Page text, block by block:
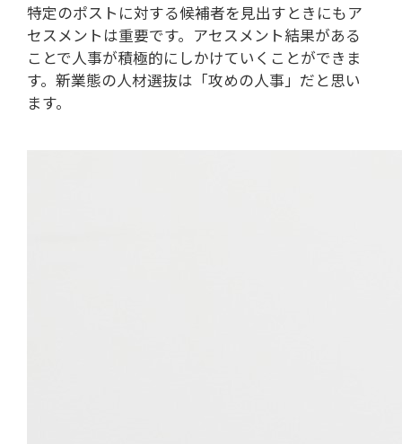
特定のポストに対する候補者を見出すときにもア
セスメントは重要です。アセスメント結果がある
ことで人事が積極的にしかけていくことができま
す。新業態の人材選抜は「攻めの人事」だと思い
ます。